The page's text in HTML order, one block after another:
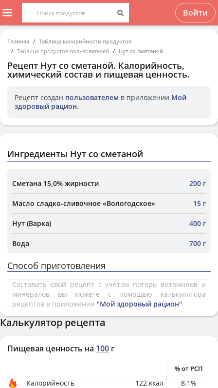
Войти
Главная
Таблица калорийности продуктов
Таблица продуктов пользователей
Нут со сметаной
Рецепт Нут со сметаной. Калорийность,
химический состав и пищевая ценность.
Рецепт создан пользователем в приложении Мой
здоровый рацион.
Ингредиенты Нут со сметаной
Сметана 15,0% жирности 200 г
Масло сладко-сливочное «Вологодское» 15 г
Нут (Варка) 400 г
Вода 700 г
Способ приготовления
Составить свой рецепт с учетом потерь витаминов и
минералов вы можете с помощью калькулятора
рецептов в приложении "Мой здоровый рацион".
Калькулятор рецепта
Пищевая ценность на 100 г
% от РСП
Калорийность 122 ккал 8.1%